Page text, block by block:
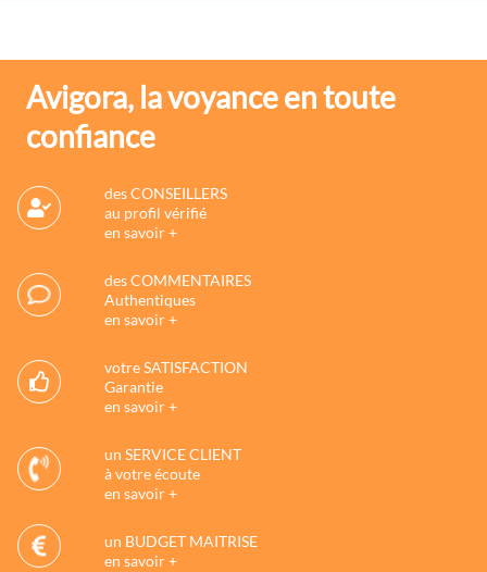
Avigora, la voyance en toute
confiance
des CONSEILLERS
au profil vérifié
en savoir +
des COMMENTAIRES
Authentiques
en savoir +
votre SATISFACTION
Garantie
en savoir +
un SERVICE CLIENT
à votre écoute
en savoir +
un BUDGET MAITRISE
en savoir +